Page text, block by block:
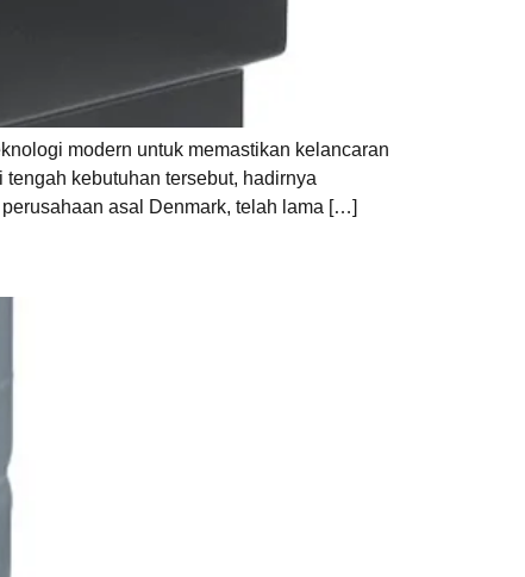
modern untuk memastikan kelancaran
kebutuhan tersebut, hadirnya
asal Denmark, telah lama […]